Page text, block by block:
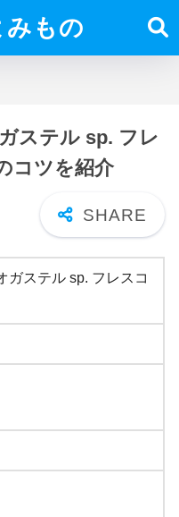
もの
ステル sp. フレ
コツを紹介
ガステル sp. フレスコ